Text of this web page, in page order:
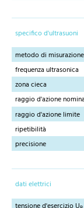
specifico d'ultrasuoni
metodo di misurazione
frequenza ultrasonica
zona cieca
raggio d'azione
raggio d'azione limite
ripetibilità
precisione
dati elettrici